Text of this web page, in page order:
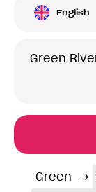
English
Green →